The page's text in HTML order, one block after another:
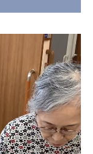
鷹揚館